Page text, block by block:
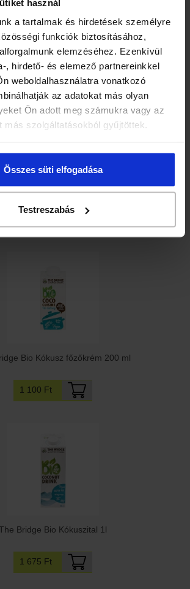
használ
a tartalmak és hirdetések személyre
funkciók biztosításához,
elemzéséhez. Ezenkívül
, hirdető- és elemező partnereinkkel
weboldalhasználatra vonatkozó
az adatokat más olyan
Ön adott meg számukra vagy az
más szolgáltatásokból gyűjtöttek.
Összes süti elfogadása
Testreszabás
490 Ft
Bridge Bio Kakaós zabital 1l
Bio Kókusz főzőkrém 200 ml
1 100 Ft
Bridge Bio Kókuszital 1l
1 675 Ft